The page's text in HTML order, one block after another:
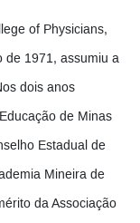
of Physicians,
de 1971, assumiu a
dois anos
de Minas
Estadual de
Mineira de
da Associação